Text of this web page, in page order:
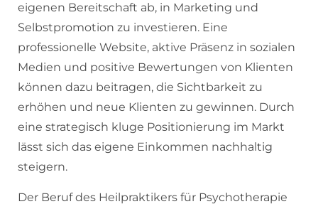
eigenen Bereitschaft ab, in Marketing und
Selbstpromotion zu investieren. Eine
professionelle Website, aktive Präsenz in sozialen
Medien und positive Bewertungen von Klienten
können dazu beitragen, die Sichtbarkeit zu
erhöhen und neue Klienten zu gewinnen. Durch
eine strategisch kluge Positionierung im Markt
lässt sich das eigene Einkommen nachhaltig
steigern.
Der Beruf des Heilpraktikers für Psychotherapie